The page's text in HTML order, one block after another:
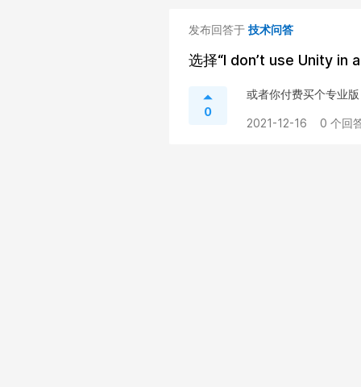
发布回答于 技术问答
选择“I don’t use Unity in
0
或者你付费买个专业
2021-12-16 0 个回